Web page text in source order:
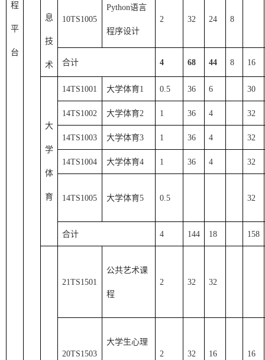
程
平
台
息
技
术
10TS1005
Python语言
程序设计
2 32 24 8
合计 4 68 44 8 16
大
学
体
育
14TS1001 大学体育1 0.5 36 6 30
14TS1002 大学体育2 1 36 4 32
14TS1003 大学体育3 1 36 4 32
14TS1004 大学体育4 1 36 4 32
14TS1005 大学体育5 0.5 32
合计 4 144 18 158
21TS1501
公共艺术课
程
2 32 32
20TS1503
大学生心理
2 32 16 16